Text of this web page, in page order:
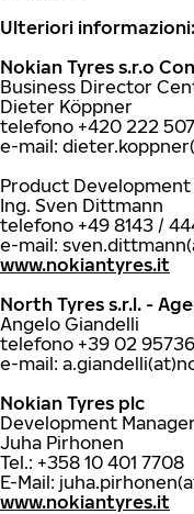
Ulteriori informazioni:
Nokian Tyres s.r.o
Business Director
Dieter Köppner
telefono +420 222 507
e-mail:
Product
Ing. Sven Dittmann
telefono +49 8143 /
e-mail:
www.nokiantyres.it
North Tyres s.r.l. -
Angelo Giandelli
telefono +39 02
e-mail:
Nokian Tyres plc
Development
Juha Pirhonen
Tel.: +358 10 401 7708
E-Mail:
www.nokiantyres.it